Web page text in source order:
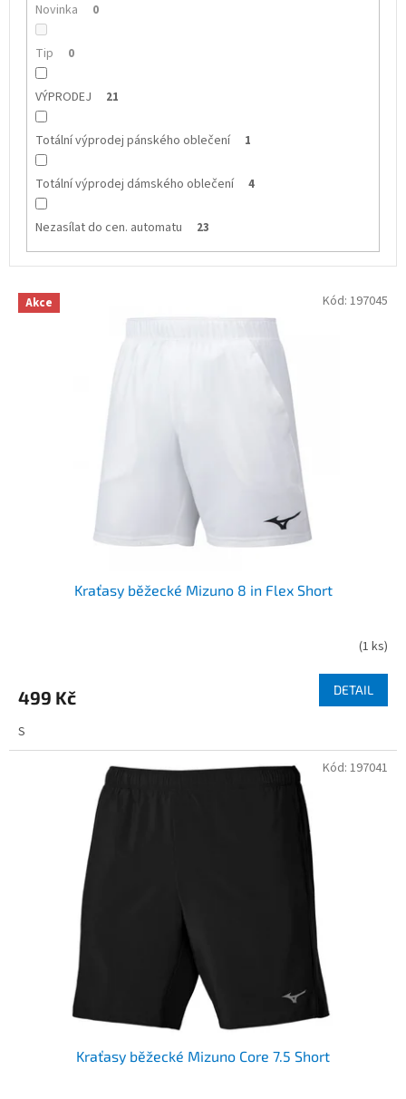
Novinka 0
Tip 0
VÝPRODEJ 21
Totální výprodej pánského oblečení 1
Totální výprodej dámského oblečení 4
Nezasílat do cen. automatu 23
V Akce
Kraťasy běžecké Mizuno 8 in Flex Short
(1 ks)
499 Kč DETAIL
S
Kód: 197045
Kraťasy běžecké Mizuno Core 7.5 Short
Kód: 197041